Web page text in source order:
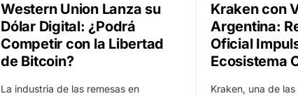
Western Union Lanza su
Dólar Digital: ¿Podrá
Competir con la Libertad
de Bitcoin?
La industria de las remesas en
Kraken con
Argentina:
Oficial
Ecosistema
Kraken, una de